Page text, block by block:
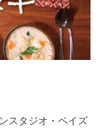
スタジオ・ペイズ